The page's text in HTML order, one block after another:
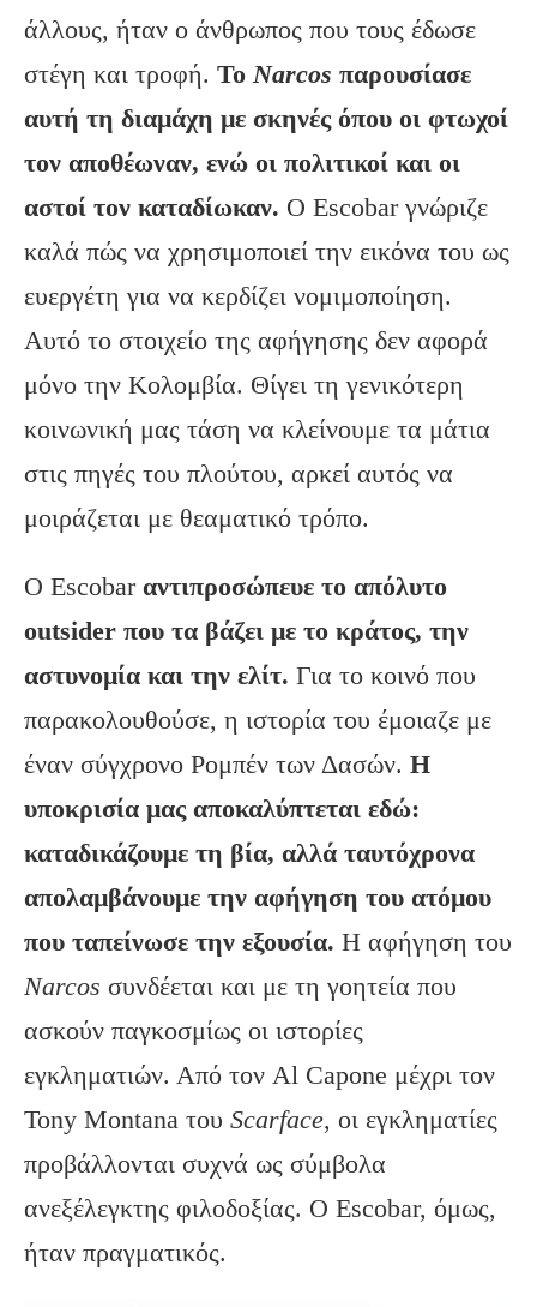
άλλους, ήταν ο άνθρωπος που τους έδωσε
στέγη και τροφή. Το Narcos παρουσίασε
αυτή τη διαμάχη με σκηνές όπου οι φτωχοί
τον αποθέωναν, ενώ οι πολιτικοί και οι
αστοί τον καταδίωκαν. Ο Escobar γνώριζε
καλά πώς να χρησιμοποιεί την εικόνα του ως
ευεργέτη για να κερδίζει νομιμοποίηση.
Αυτό το στοιχείο της αφήγησης δεν αφορά
μόνο την Κολομβία. Θίγει τη γενικότερη
κοινωνική μας τάση να κλείνουμε τα μάτια
στις πηγές του πλούτου, αρκεί αυτός να
μοιράζεται με θεαματικό τρόπο.
Ο Escobar αντιπροσώπευε το απόλυτο
outsider που τα βάζει με το κράτος, την
αστυνομία και την ελίτ. Για το κοινό που
παρακολουθούσε, η ιστορία του έμοιαζε με
έναν σύγχρονο Ρομπέν των Δασών. Η
υποκρισία μας αποκαλύπτεται εδώ:
καταδικάζουμε τη βία, αλλά ταυτόχρονα
απολαμβάνουμε την αφήγηση του ατόμου
που ταπείνωσε την εξουσία. Η αφήγηση του
Narcos συνδέεται και με τη γοητεία που
ασκούν παγκοσμίως οι ιστορίες
εγκληματιών. Από τον Al Capone μέχρι τον
Tony Montana του Scarface, οι εγκληματίες
προβάλλονται συχνά ως σύμβολα
ανεξέλεγκτης φιλοδοξίας. Ο Escobar, όμως,
ήταν πραγματικός.